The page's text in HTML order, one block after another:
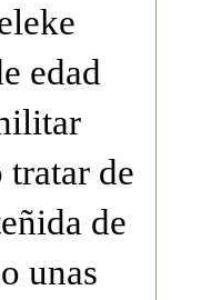
edad
de
de
unas